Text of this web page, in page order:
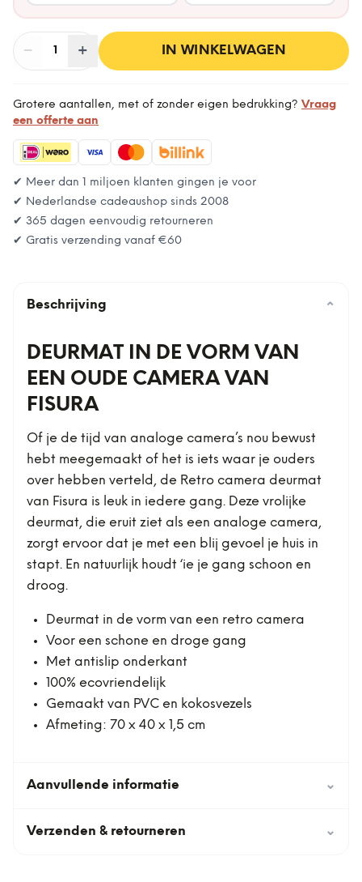
− Aantal
1 + IN WINKELWAGEN
Grotere aantallen, met of zonder eigen bedrukking? Vraag
een offerte aan
✔ Meer dan 1 miljoen klanten gingen je voor
✔ Nederlandse cadeaushop sinds 2008
✔ 365 dagen eenvoudig retourneren
✔ Gratis verzending vanaf €60
Beschrijving ⌄
DEURMAT IN DE VORM VAN
EEN OUDE CAMERA VAN
FISURA
Of je de tijd van analoge camera’s nou bewust
hebt meegemaakt of het is iets waar je ouders
over hebben verteld, de Retro camera deurmat
van Fisura is leuk in iedere gang. Deze vrolijke
deurmat, die eruit ziet als een analoge camera,
zorgt ervoor dat je met een blij gevoel je huis in
stapt. En natuurlijk houdt ‘ie je gang schoon en
droog.
Deurmat in de vorm van een retro camera
Voor een schone en droge gang
Met antislip onderkant
100% ecovriendelijk
Gemaakt van PVC en kokosvezels
Afmeting: 70 x 40 x 1,5 cm
Aanvullende informatie ⌄
Verzenden & retourneren ⌄